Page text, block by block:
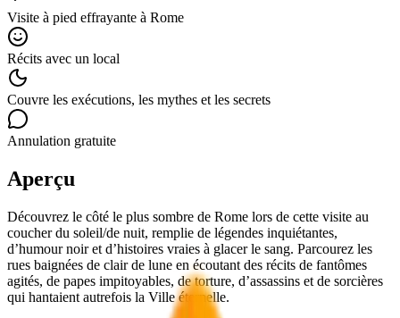
Visite à pied effrayante à Rome
Récits avec un local
Couvre les exécutions, les mythes et les secrets
Annulation gratuite
Aperçu
Découvrez le côté le plus sombre de Rome lors de cette visite au
coucher du soleil/de nuit, remplie de légendes inquiétantes,
d’humour noir et d’histoires vraies à glacer le sang. Parcourez les
rues baignées de clair de lune en écoutant des récits de fantômes
agités, de papes impitoyables, de torture, d’assassins et de sorcières
qui hantaient autrefois la Ville éternelle.